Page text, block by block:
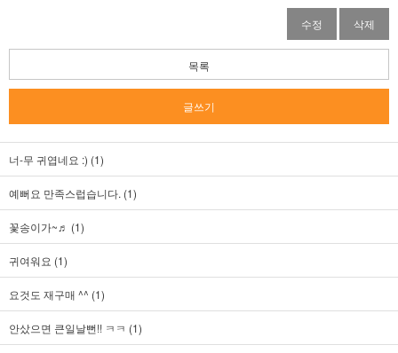
수정 삭제
목록
글쓰기
너-무 귀엽네요 :) (1)
예뻐요 만족스럽습니다. (1)
꽃송이가~♬ (1)
귀여워요 (1)
요것도 재구매 ^^ (1)
안샀으면 큰일날뻔!! ㅋㅋ (1)